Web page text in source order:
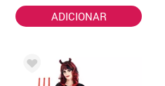
ADICIONAR